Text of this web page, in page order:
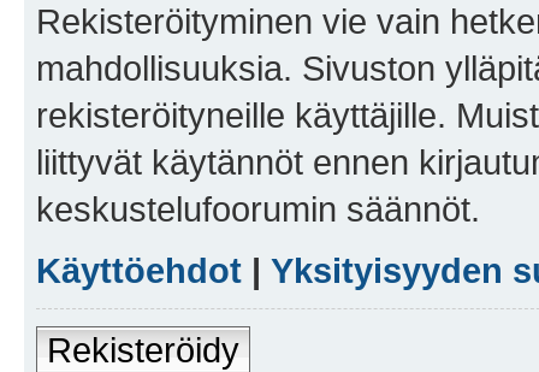
Rekisteröityminen vie vain
mahdollisuuksia. Sivuston
rekisteröityneille käyttäjille.
liittyvät käytännöt ennen
keskustelufoorumin säännöt.
Käyttöehdot | Yksityisyyden
Rekisteröidy